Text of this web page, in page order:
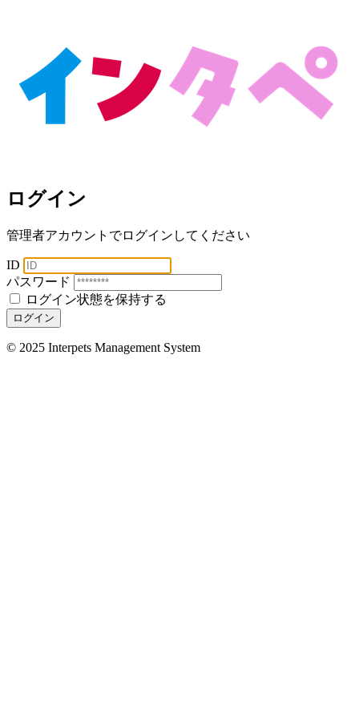
ログイン
管理者アカウントでログインしてください
ID
パスワード
ログイン状態を保持する
ログイン
© 2025 Interpets Management System